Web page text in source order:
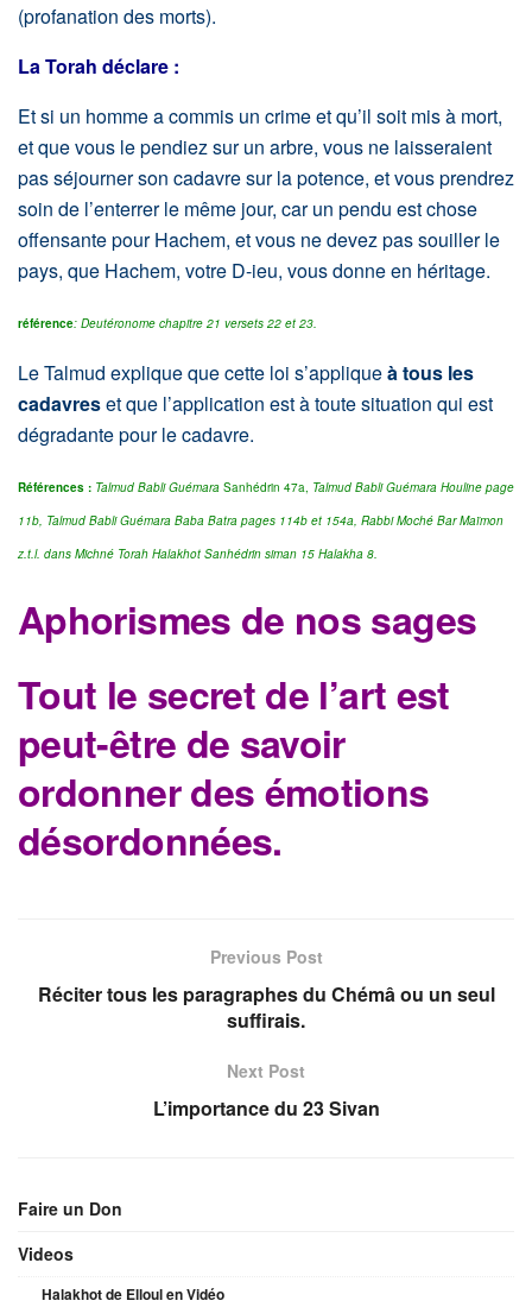
(profanation des morts).
La Torah déclare :
Et si un homme a commis un crime et qu’il soit mis à mort,
et que vous le pendiez sur un arbre, vous ne laisseraient
pas séjourner son cadavre sur la potence, et vous prendrez
soin de l’enterrer le même jour, car un pendu est chose
offensante pour Hachem, et vous ne devez pas souiller le
pays, que Hachem, votre D-ieu, vous donne en héritage.
référence: Deutéronome chapitre 21 versets 22 et 23.
Le Talmud explique que cette loi s’appliqueà tous les
cadavreset que l’application est à toute situation qui est
dégradante pour le cadavre.
Références : Talmud Babli Guémara Sanhédrin 47a, Talmud Babli Guémara Houline page
11b, Talmud Babli Guémara Baba Batra pages 114b et 154a, Rabbi Moché Bar Maïmon
z.t.l. dans Michné Torah Halakhot Sanhédrin siman 15 Halakha 8.
Aphorismes de nos sages
Tout le secret de l’art est
peut-être de savoir
ordonner des émotions
désordonnées.
Previous Post
Réciter tous les paragraphes du Chémâ ou un seul
suffirais.
Next Post
L’importance du 23 Sivan
Faire un Don
Videos
Halakhot de Elloul en Vidéo